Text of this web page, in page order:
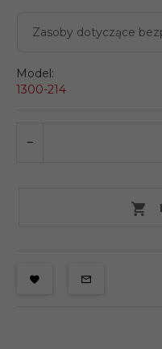
Zasoby dotyczące
Model:
1300-214